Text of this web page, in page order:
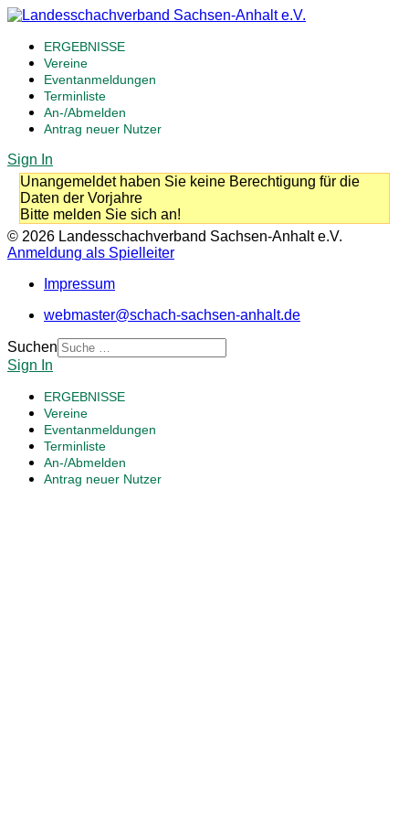
ERGEBNISSE
Vereine
Eventanmeldungen
Terminliste
An-/Abmelden
Antrag neuer Nutzer
Sign In
Unangemeldet haben Sie keine Berechtigung für die
Daten der Vorjahre
Bitte melden Sie sich an!
© 2026 Landesschachverband Sachsen-Anhalt e.V.
Anmeldung als Spielleiter
Impressum
webmaster@schach-sachsen-anhalt.de
Suchen
Sign In
ERGEBNISSE
Vereine
Eventanmeldungen
Terminliste
An-/Abmelden
Antrag neuer Nutzer